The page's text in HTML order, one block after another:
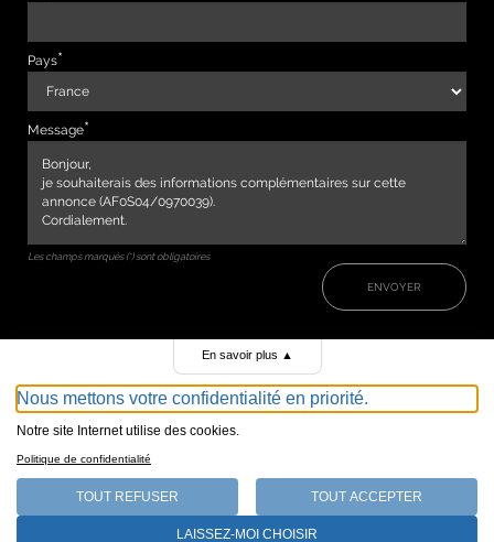
Pays
Message
Les champs marqués (*) sont obligatoires
ENVOYER
147, avenue de Malakoff 75116 Paris
En savoir plus ▲
Nous mettons votre confidentialité en priorité.
Notre site Internet utilise des cookies.
Politique de confidentialité
TOUT REFUSER TOUT ACCEPTER
LAISSEZ-MOI CHOISIR